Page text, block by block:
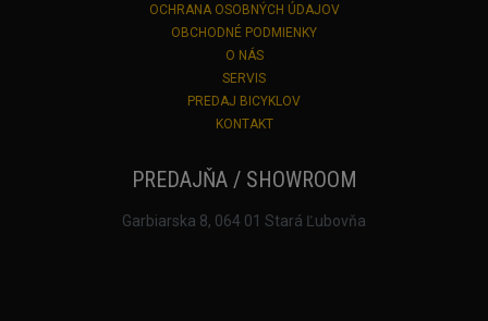
OCHRANA OSOBNÝCH ÚDAJOV
OBCHODNÉ PODMIENKY
O NÁS
SERVIS
PREDAJ BICYKLOV
KONTAKT
PREDAJŇA / SHOWROOM
Garbiarska 8, 064 01 Stará Ľubovňa